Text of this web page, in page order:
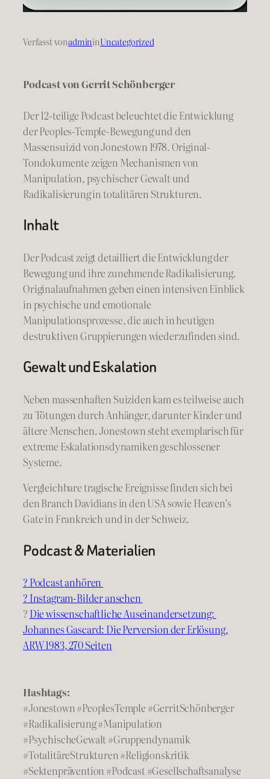
Verfasst vonadmininUncategorized
Podcast von Gerrit Schönberger
Der 12-teilige Podcast beleuchtet die Entwicklung
der Peoples-Temple-Bewegung und den
Massensuizid von Jonestown 1978. Original-
Tondokumente zeigen Mechanismen von
Manipulation, psychischer Gewalt und
Radikalisierung in totalitären Strukturen.
Inhalt
Der Podcast zeigt detailliert die Entwicklung der
Bewegung und ihre zunehmende Radikalisierung.
Originalaufnahmen geben einen intensiven Einblick
in psychische und emotionale
Manipulationsprozesse, die auch in heutigen
destruktiven Gruppierungen wiederzufinden sind.
Gewalt und Eskalation
Neben massenhaften Suiziden kam es teilweise auch
zu Tötungen durch Anhänger, darunter Kinder und
ältere Menschen. Jonestown steht exemplarisch für
extreme Eskalationsdynamiken geschlossener
Systeme.
Vergleichbare tragische Ereignisse finden sich bei
den Branch Davidians in den USA sowie Heaven’s
Gate in Frankreich und in der Schweiz.
Podcast & Materialien
? Podcast anhören
? Instagram-Bilder ansehen
? Die wissenschaftliche Auseinandersetzung:
Johannes Gascard: Die Perversion der Erlösung,
ARW 1983, 270 Seiten
Hashtags:
#Jonestown #PeoplesTemple #GerritSchönberger
#Radikalisierung #Manipulation
#PsychischeGewalt #Gruppendynamik
#TotalitäreStrukturen #Religionskritik
#Sektenprävention #Podcast #Gesellschaftsanalyse